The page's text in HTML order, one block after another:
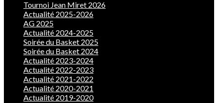
Tournoi Jean Miret 2026
Actualité 2025-2026
AG 2025
Actualité 2024-2025
Soirée du Basket 2025
Soirée du Basket 2024
Actualité 2023-2024
Actualité 2022-2023
Actualité 2021-2022
Actualité 2020-2021
Actualité 2019-2020